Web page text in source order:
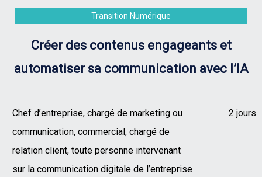
Créer des contenus engageants et
automatiser sa communication avec l’IA
Transition Numérique
Chef d’entreprise, chargé de marketing ou
communication, commercial, chargé de
relation client, toute personne intervenant
sur la communication digitale de l’entreprise
2 jours